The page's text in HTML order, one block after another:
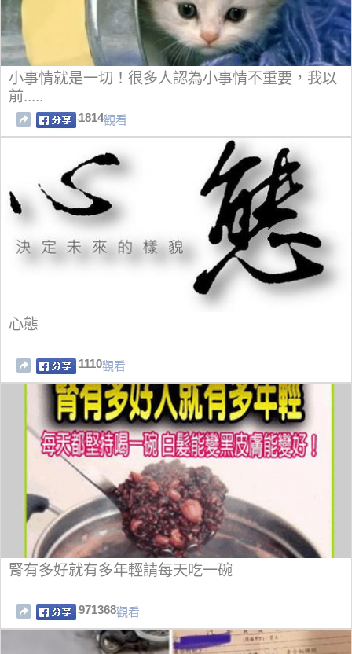
小事情就是一切！很多人認為小事情不重要，我以
前.....
1814觀看
心態
1110觀看
腎有多好就有多年輕請每天吃一碗
971368觀看